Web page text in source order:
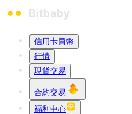
信用卡買幣
行情
現貨交易
合約交易
福利中心